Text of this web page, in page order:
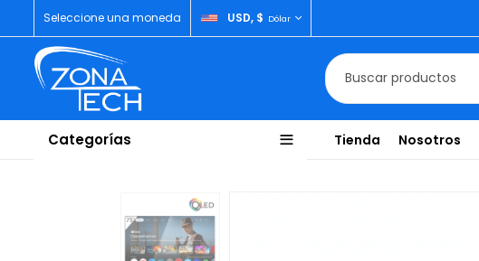
Seleccione una moneda USD, $ Dólar
Categorías Tienda Nosotros